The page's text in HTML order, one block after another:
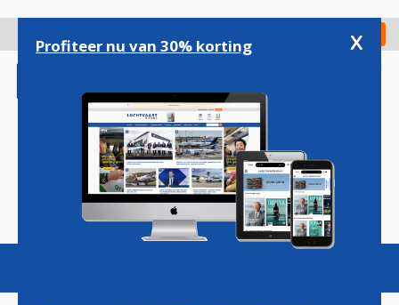
gaan
Check in
Magazine Podcasts Vacatures
Profiteer nu van 30% korting x